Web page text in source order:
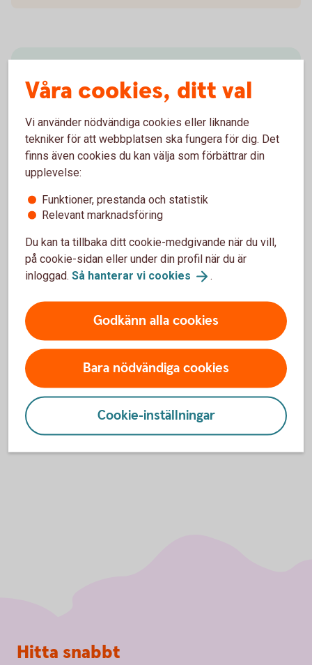
Tänk på att ditt kort är en
värdehandling
Lämna aldrig ut kortuppgifter eller koder via e-post,
Facebook, om du blir uppringd via telefon eller
liknande. Du får aldrig avslöja kod eller lösenord för
Så använder du ditt företagskort
Har du
prenumerationstjänster?
Har du prenumerationstjänster, exempelvis iTunes
eller Spotify, kom då ihåg att meddela ditt nya
kortnummer.
Våra cookies, ditt val
Vi använder nödvändiga cookies eller liknande
tekniker för att webbplatsen ska fungera för dig. Det
finns även cookies du kan välja som förbättrar din
upplevelse:
Funktioner, prestanda och statistik
Relevant marknadsföring
Du kan ta tillbaka ditt cookie-medgivande när du vill,
på cookie-sidan eller under din profil när du är
inloggad. Så hanterar vi cookies .
Godkänn alla cookies
Bara nödvändiga cookies
Cookie-inställningar
Sidfot
Hitta snabbt